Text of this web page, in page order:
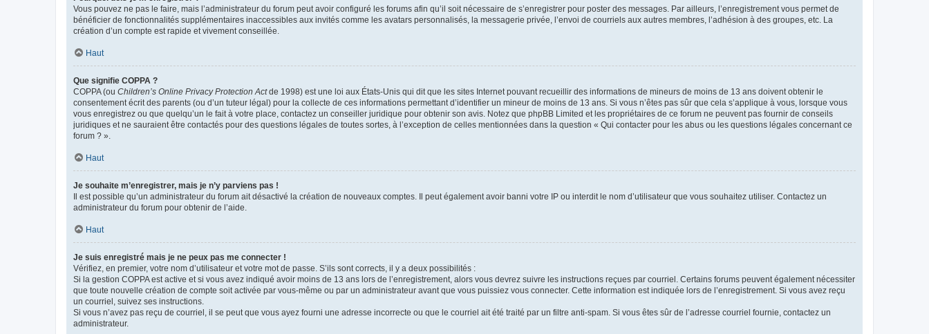
Vous pouvez ne pas le faire, mais l’administrateur du forum peut avoir configuré les forums afin qu’il soit nécessaire de s’enregistrer pour poster des messages. Par ailleurs, l’enregistrement vous permet de
bénéficier de fonctionnalités supplémentaires inaccessibles aux invités comme les avatars personnalisés, la messagerie privée, l’envoi de courriels aux autres membres, l’adhésion à des groupes, etc. La
création d’un compte est rapide et vivement conseillée.
Haut
Que signifie COPPA ?
COPPA (ou Children’s Online Privacy Protection Actde 1998) est une loi aux États-Unis qui dit que les sites Internet pouvant recueillir des informations de mineurs de moins de 13 ans doivent obtenir le
consentement écrit des parents (ou d’un tuteur légal) pour la collecte de ces informations permettant d’identifier un mineur de moins de 13 ans. Si vous n’êtes pas sûr que cela s’applique à vous, lorsque vous
vous enregistrez ou que quelqu’un le fait à votre place, contactez un conseiller juridique pour obtenir son avis. Notez que phpBB Limited et les propriétaires de ce forum ne peuvent pas fournir de conseils
juridiques et ne sauraient être contactés pour des questions légales de toutes sortes, à l’exception de celles mentionnées dans la question « Qui contacter pour les abus ou les questions légales concernant ce
forum ? ».
Haut
Je souhaite m’enregistrer, mais je n’y parviens pas !
Il est possible qu’un administrateur du forum ait désactivé la création de nouveaux comptes. Il peut également avoir banni votre IP ou interdit le nom d’utilisateur que vous souhaitez utiliser. Contactez un
administrateur du forum pour obtenir de l’aide.
Haut
Je suis enregistré mais je ne peux pas me connecter !
Vérifiez, en premier, votre nom d’utilisateur et votre mot de passe. S’ils sont corrects, il y a deux possibilités :
Si la gestion COPPA est active et si vous avez indiqué avoir moins de 13 ans lors de l’enregistrement, alors vous devrez suivre les instructions reçues par courriel. Certains forums peuvent également nécessiter
que toute nouvelle création de compte soit activée par vous-même ou par un administrateur avant que vous puissiez vous connecter. Cette information est indiquée lors de l’enregistrement. Si vous avez reçu
un courriel, suivez ses instructions.
Si vous n’avez pas reçu de courriel, il se peut que vous ayez fourni une adresse incorrecte ou que le courriel ait été traité par un filtre anti-spam. Si vous êtes sûr de l’adresse courriel fournie, contactez un
administrateur.